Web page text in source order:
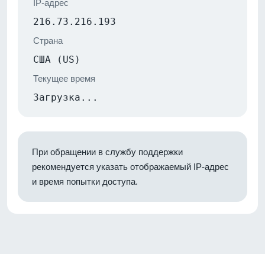
IP-адрес
216.73.216.193
Страна
США (US)
Текущее время
Загрузка...
При обращении в службу поддержки
рекомендуется указать отображаемый IP-адрес
и время попытки доступа.